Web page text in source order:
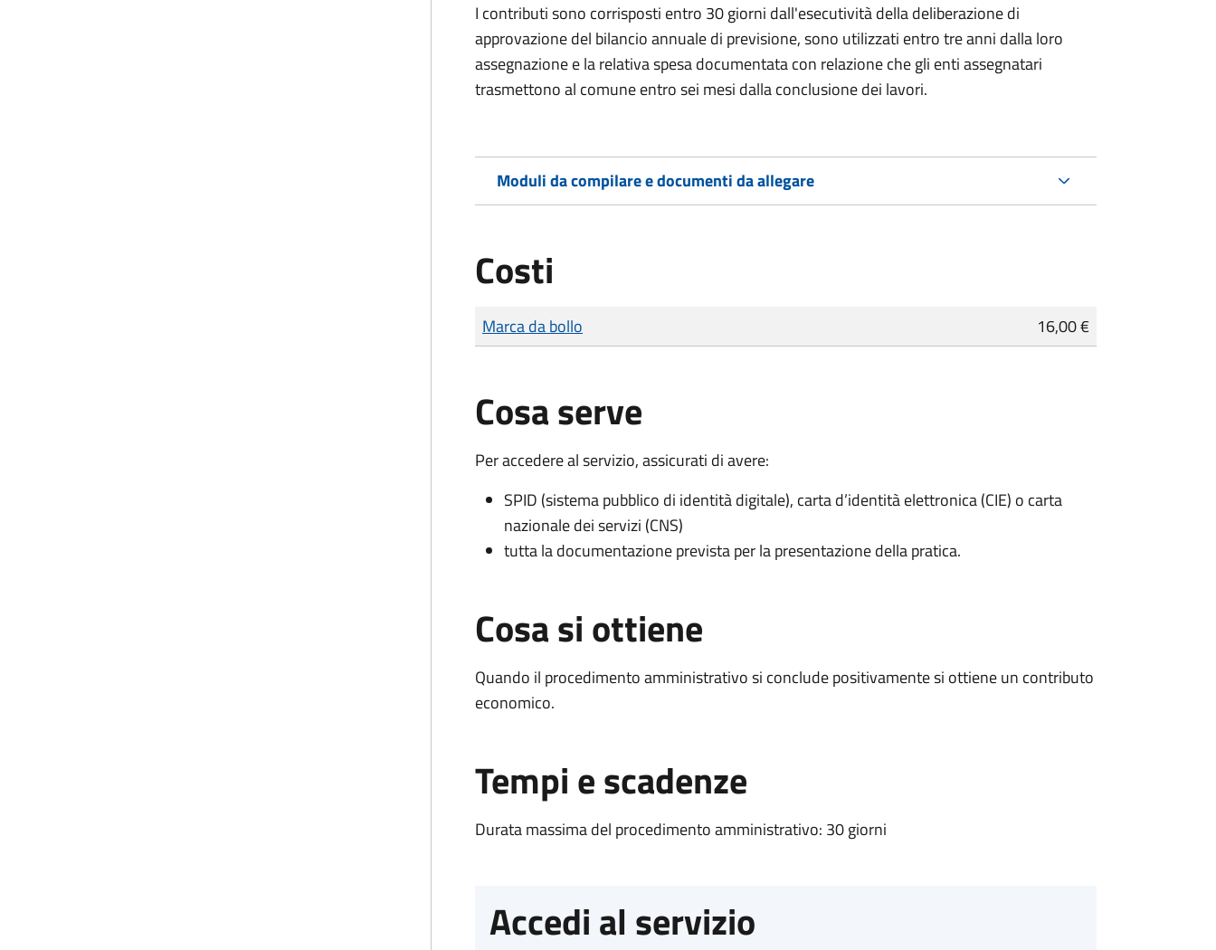
I contributi sono corrisposti entro 30 giorni dall'esecutività della deliberazione di
approvazione del bilancio annuale di previsione, sono utilizzati entro tre anni dalla loro
assegnazione e la relativa spesa documentata con relazione che gli enti assegnatari
trasmettono al comune entro sei mesi dalla conclusione dei lavori.
Moduli da compilare e documenti da allegare
Costi
Tipo di pagamento
Importo
Marca da bollo 16,00 €
Cosa serve
Per accedere al servizio, assicurati di avere:
SPID (sistema pubblico di identità digitale), carta d’identità elettronica (CIE) o carta
nazionale dei servizi (CNS)
tutta la documentazione prevista per la presentazione della pratica.
Cosa si ottiene
Quando il procedimento amministrativo si conclude positivamente si ottiene un contributo
economico.
Tempi e scadenze
Durata massima del procedimento amministrativo: 30 giorni
Accedi al servizio